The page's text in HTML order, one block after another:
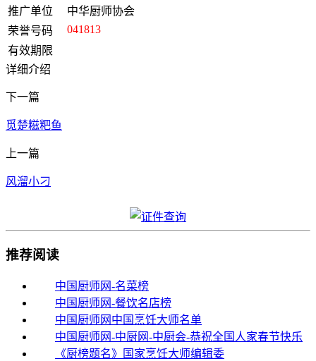
推广单位
中华厨师协会
荣誉号码
041813
有效期限
详细介绍
下一篇
觅楚糍粑鱼
上一篇
风溜小刁
推荐阅读
中国厨师网-名菜榜
中国厨师网-餐饮名店榜
中国厨师网中国烹饪大师名单
中国厨师网-中厨网-中厨会-恭祝全国人家春节快乐
《厨榜题名》国家烹饪大师编辑委